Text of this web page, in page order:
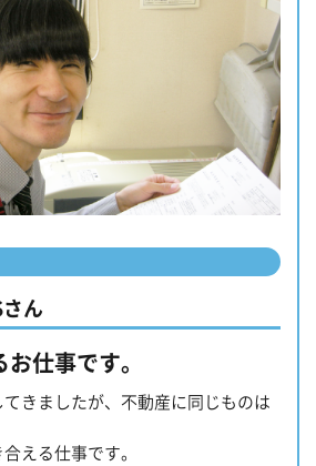
ん
仕事です。
きましたが、不動産に同じものは
える仕事です。